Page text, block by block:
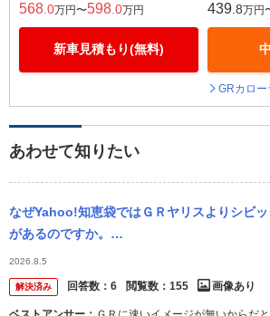
568 .0万円〜598 .0万円
新車見積もり(無料)
439 .8万円
GRカロー
あわせて知りたい
なぜYahoo!知恵袋ではＧＲヤリスよりシビ
があるのですか。
・・・・・・・・・・・・・・・・・・・
ぶっちゃけ走りの戦闘力ではＧＲ...
2026.8.5
解決済み 回答数： 6 閲覧数： 155 画像あり